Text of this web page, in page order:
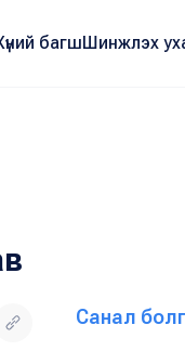
багшШинжлэх
Санал